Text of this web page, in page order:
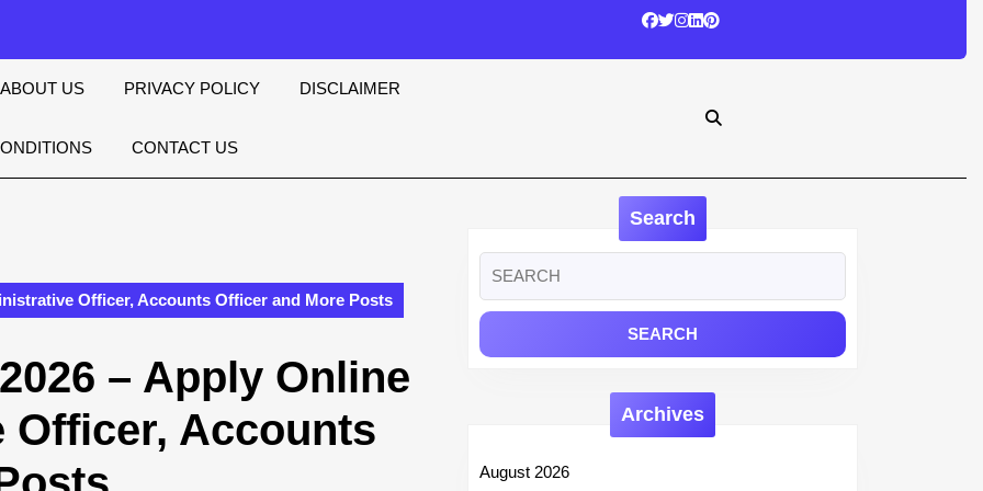
ABOUT US PRIVACY POLICY DISCLAIMER
CONTACT US
Officer, Accounts Officer and More Posts
– Apply Online
Accounts
Search
for:
Archives
August 2026